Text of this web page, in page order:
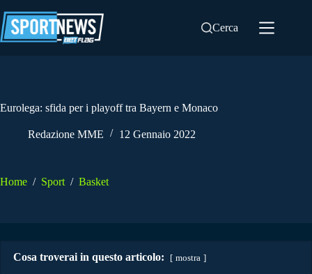
al
contenuto
Cerca
Eurolega: sfida per i playoff tra Bayern e Monaco
Redazione MME 12 Gennaio 2022
Home / Sport / Basket
Cosa troverai in questo articolo: mostra